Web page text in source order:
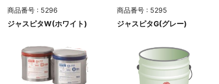
商品番号 : 5296
ジャスピタW(ホワイト)
商品番号 : 5295
ジャスピタG(グレー)